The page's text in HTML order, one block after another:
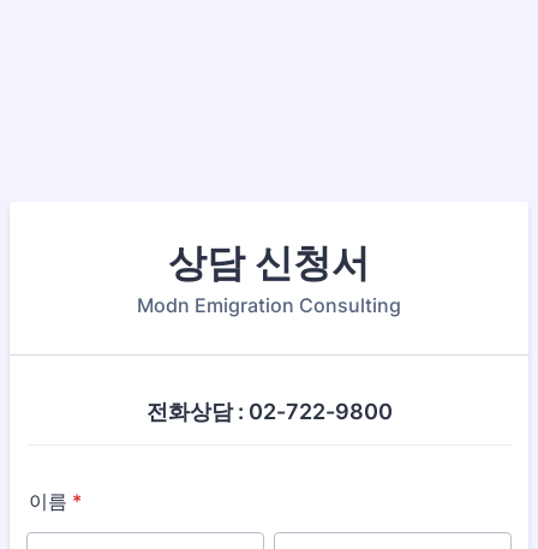
상담 신청서
Modn Emigration Consulting
전화상담 : 02-722-9800
이름 *